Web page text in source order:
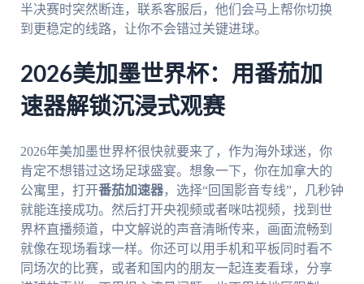
半决赛时突然断连，联系客服后，他们会马上帮你切换
到更稳定的线路，让你不会错过关键进球。
2026美加墨世界杯：用番茄加
速器解锁沉浸式观赛
2026年美加墨世界杯很快就要来了，作为海外球迷，你
肯定不想错过这场足球盛宴。想象一下，你在加拿大的
公寓里，打开番茄加速器，选择“回国影音专线”，几秒钟
就能连接成功。然后打开央视频或者咪咕视频，找到世
界杯直播频道，中文解说的声音清晰传来，画面流畅到
就像在现场看球一样。你还可以用手机和平板同时看不
同场次的比赛，或者和国内的朋友一起连麦看球，分享